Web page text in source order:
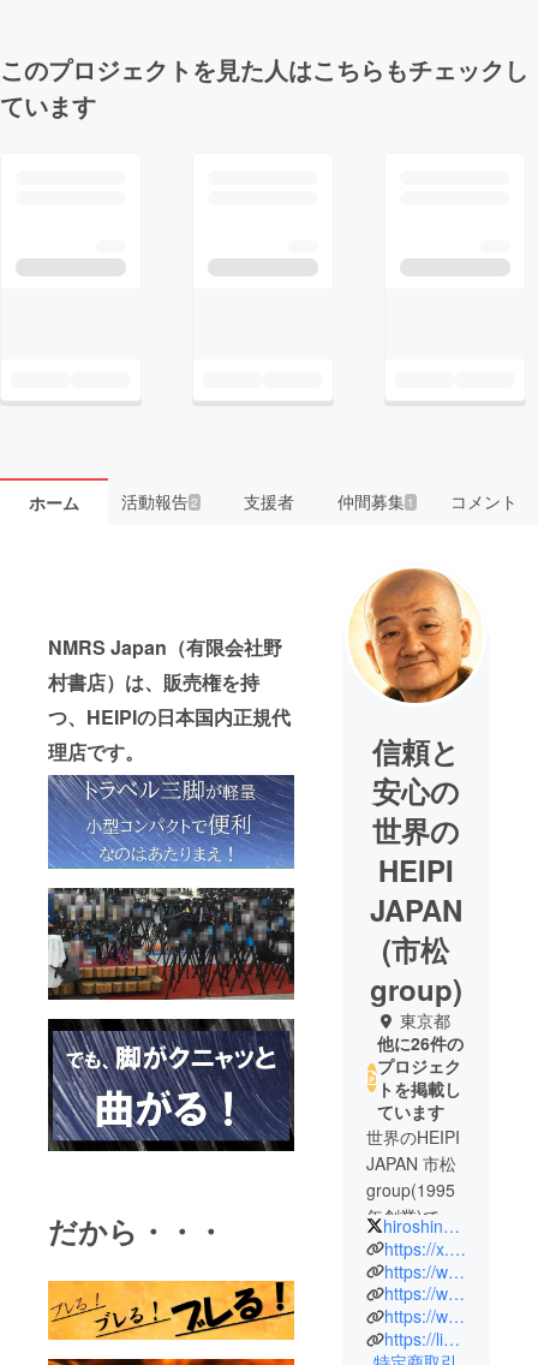
このプロジェクトを見た人はこちらもチェックし
ています
ホーム 活動報告2 支援者 仲間募集 1 コメント
NMRS Japan（有限会社野
村書店）は、販売権を持
つ、HEIPIの日本国内正規代
理店です。
だから・・・
信頼と
安心の
世界の
HEIPI
JAPAN
(市松
group)
東京都
他に26件の
プロジェク
トを掲載し
ています
世界のHEIPI
JAPAN 市松
group(1995
年創業)で
す。信頼と
安心をモッ
トーに創意
工夫の精神
を大切にし
hiroshinomura17
https://x.com/hiroshinomura17
https://www.facebook.com/profile.php?id=100031417733815
https://www.instagram.com/yecun496/
https://www.ichimatsu-japan.com/
https://lin.ee/ZBB4mCO